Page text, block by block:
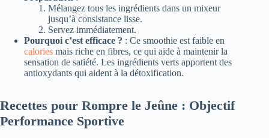
Mélangez tous les ingrédients dans un mixeur
jusqu’à consistance lisse.
Servez immédiatement.
Pourquoi c’est efficace ? : Ce smoothie est faible en
calories mais riche en fibres, ce qui aide à maintenir la
sensation de satiété. Les ingrédients verts apportent des
antioxydants qui aident à la détoxification.
Recettes pour Rompre le Jeûne : Objectif
Performance Sportive